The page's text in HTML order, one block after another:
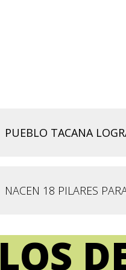
PUEBLO TACANA
NACEN 18 PILARES
LOS